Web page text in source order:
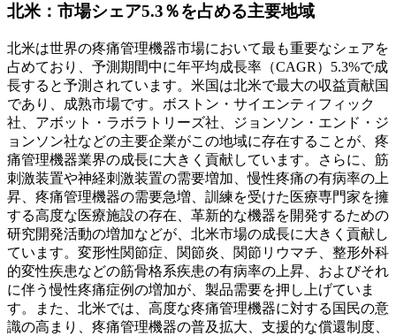
北米：市場シェア5.3％を占める主要地域
北米は世界の疼痛管理機器市場において最も重要なシェアを
占めており、予測期間中に年平均成長率（CAGR）5.3%で成
長すると予測されています。米国は北米で最大の収益貢献国
であり、成熟市場です。ボストン・サイエンティフィック
社、アボット・ラボラトリーズ社、ジョンソン・エンド・ジ
ョンソン社などの主要企業がこの地域に存在することが、疼
痛管理機器業界の成長に大きく貢献しています。さらに、筋
刺激装置や神経刺激装置の需要増加、慢性疼痛の有病率の上
昇、疼痛管理機器の需要急増、訓練を受けた医療専門家を擁
する高度な医療施設の存在、革新的な機器を開発するための
研究開発活動の増加などが、北米市場の成長に大きく貢献し
ています。変形性関節症、関節炎、関節リウマチ、整形外科
的変性疾患などの筋骨格系疾患の有病率の上昇、およびそれ
に伴う慢性疼痛症例の増加が、製品需要を押し上げていま
す。また、北米では、高度な疼痛管理機器に対する国民の意
識の高まり、疼痛管理機器の普及拡大、支援的な償還制度、